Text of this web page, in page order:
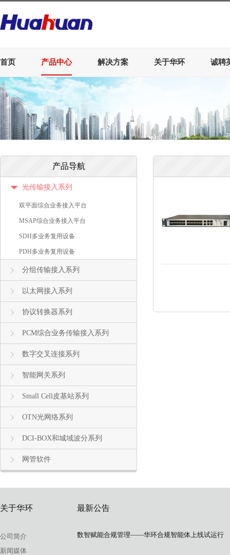
首页 产品中心 解决方案 关于华环 诚聘
产品导航
光传输接入系列
双平面综合业务接入平台
MSAP综合业务接入平台
SDH多业务复用设备
PDH多业务复用设备
分组传输接入系列
以太网接入系列
协议转换器系列
PCM综合业务传输接入系列
数字交叉连接系列
智能网关系列
Small Cell皮基站系列
OTN光网络系列
DCI-BOX和城域波分系列
网管软件
关于华环
公司简介
新闻媒体
最新公告
数智赋能合规管理——华环合规智能体上线试运行